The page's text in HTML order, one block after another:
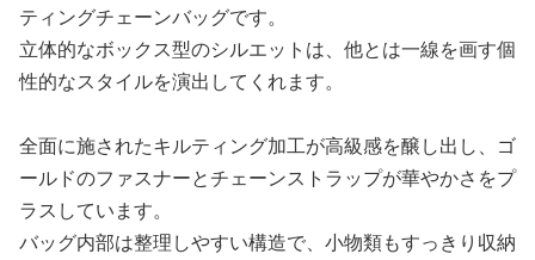
ティングチェーンバッグです。
立体的なボックス型のシルエットは、他とは一線を画す個
性的なスタイルを演出してくれます。
全面に施されたキルティング加工が高級感を醸し出し、ゴ
ールドのファスナーとチェーンストラップが華やかさをプ
ラスしています。
バッグ内部は整理しやすい構造で、小物類もすっきり収納